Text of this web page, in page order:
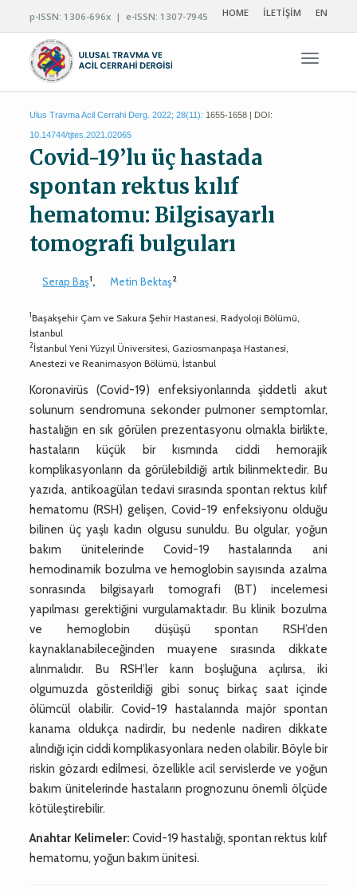
p-ISSN: 1306-696x | e-ISSN: 1307-7945 HOME İLETİŞİM EN
Ulus Travma Acil Cerrahi Derg. 2022; 28(11): 1655-1658 | DOI:
10.14744/tjtes.2021.02065
Covid-19’lu üç hastada
spontan rektus kılıf
hematomu: Bilgisayarlı
tomografi bulguları
Serap Baş1, Metin Bektaş2
1Başakşehir Çam ve Sakura Şehir Hastanesi, Radyoloji Bölümü,
İstanbul
2İstanbul Yeni Yüzyıl Üniversitesi, Gaziosmanpaşa Hastanesi,
Anestezi ve Reanimasyon Bölümü, İstanbul
Koronavirüs (Covid-19) enfeksiyonlarında şiddetli akut
solunum sendromuna sekonder pulmoner semptomlar,
hastalığın en sık görülen prezentasyonu olmakla birlikte,
hastaların küçük bir kısmında ciddi hemorajik
komplikasyonların da görülebildiği artık bilinmektedir. Bu
yazıda, antikoagülan tedavi sırasında spontan rektus kılıf
hematomu (RSH) gelişen, Covid-19 enfeksiyonu olduğu
bilinen üç yaşlı kadın olgusu sunuldu. Bu olgular, yoğun
bakım ünitelerinde Covid-19 hastalarında ani
hemodinamik bozulma ve hemoglobin sayısında azalma
sonrasında bilgisayarlı tomografi (BT) incelemesi
yapılması gerektiğini vurgulamaktadır. Bu klinik bozulma
ve hemoglobin düşüşü spontan RSH’den
kaynaklanabileceğinden muayene sırasında dikkate
alınmalıdır. Bu RSH’ler karın boşluğuna açılırsa, iki
olgumuzda gösterildiği gibi sonuç birkaç saat içinde
ölümcül olabilir. Covid-19 hastalarında majör spontan
kanama oldukça nadirdir, bu nedenle nadiren dikkate
alındığı için ciddi komplikasyonlara neden olabilir. Böyle bir
riskin gözardı edilmesi, özellikle acil servislerde ve yoğun
bakım ünitelerinde hastaların prognozunu önemli ölçüde
kötüleştirebilir.
Anahtar Kelimeler: Covid-19 hastalığı, spontan rektus kılıf
hematomu, yoğun bakım ünitesi.